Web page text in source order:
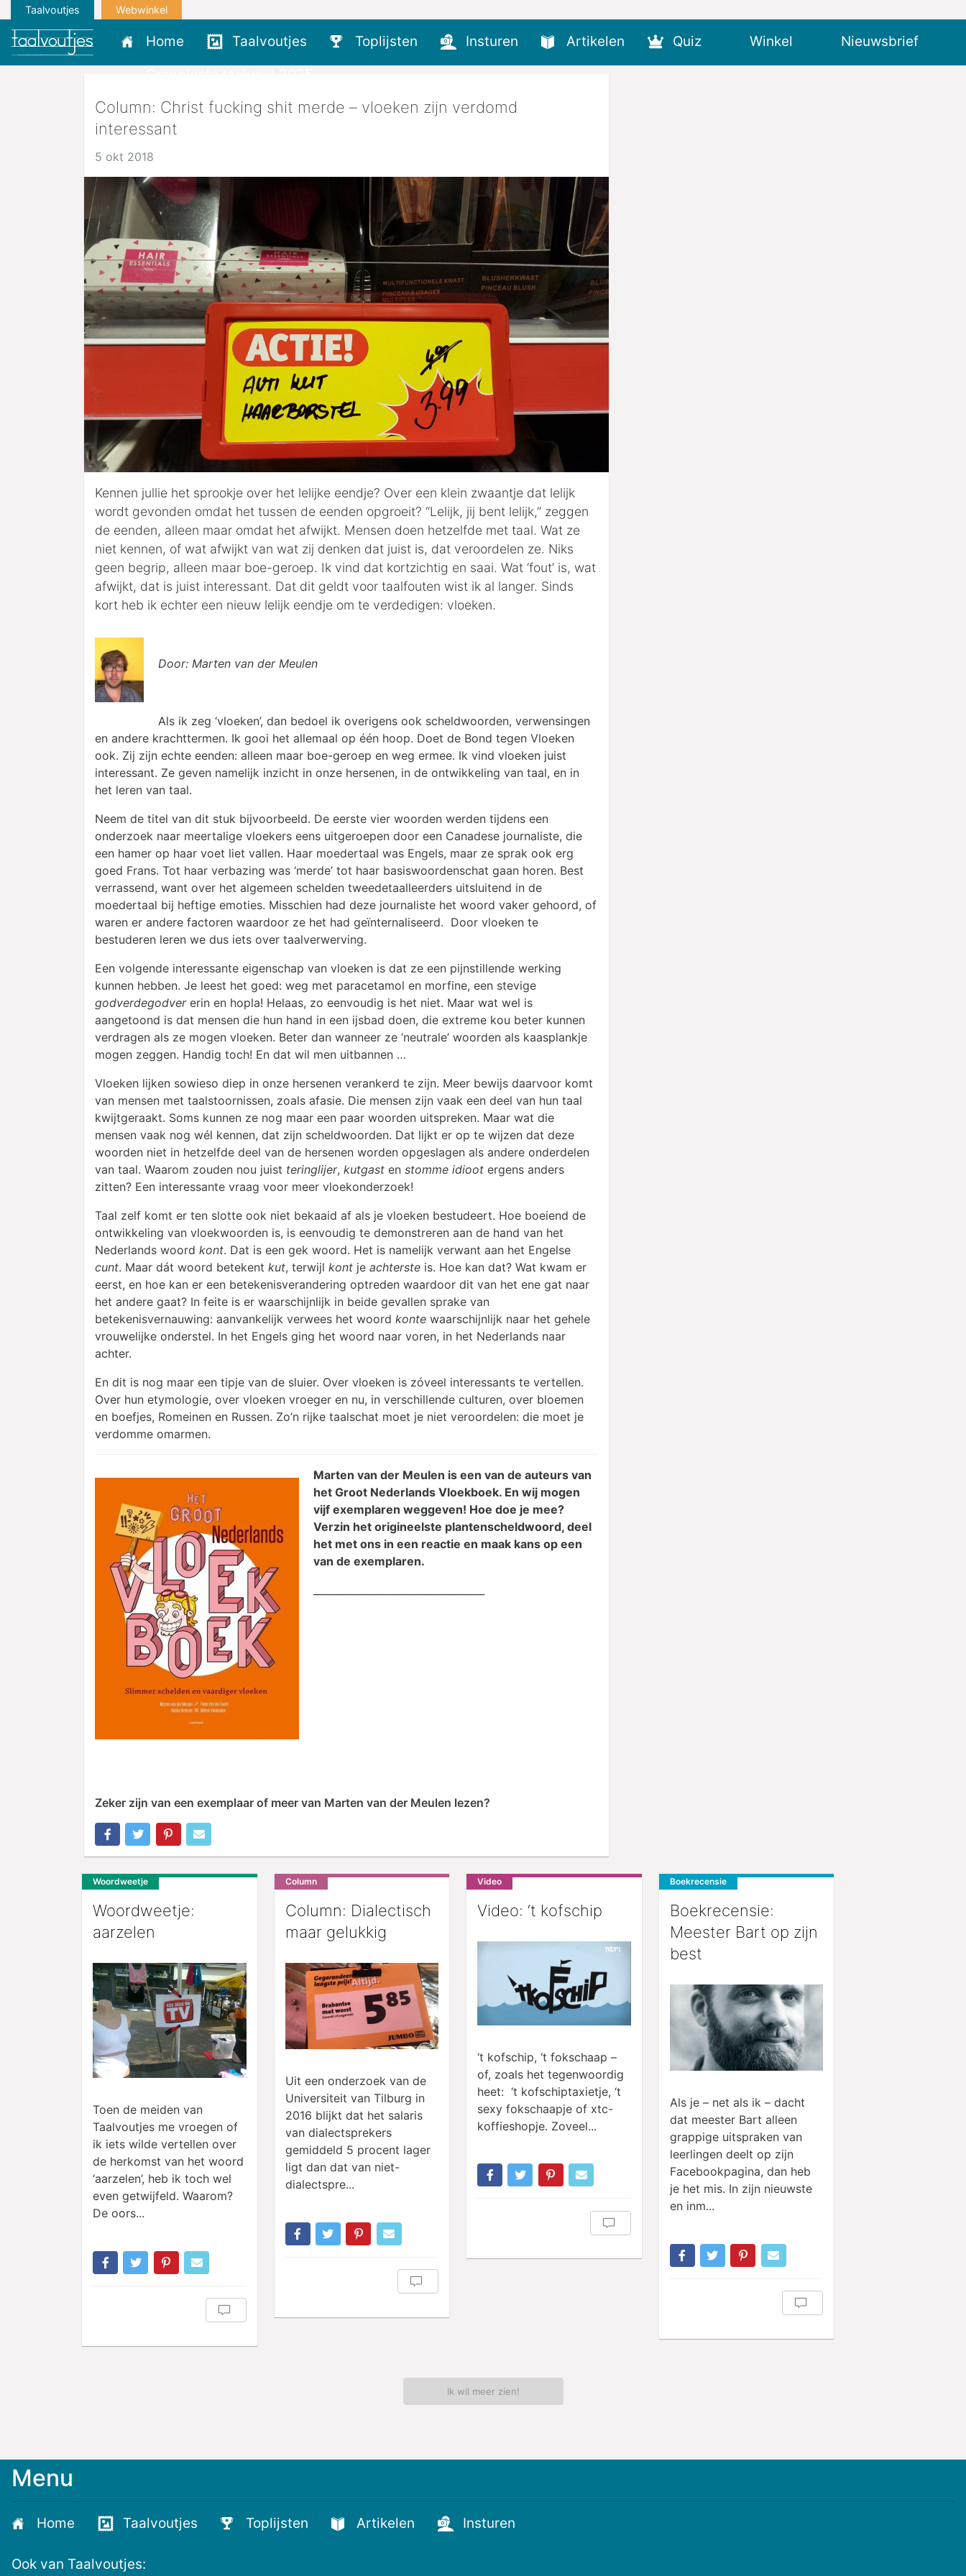
Taalvoutjes Webwinkel
Home Taalvoutjes Toplijsten Insturen Artikelen Quiz Winkel
Nieuwsbrief
Column: Christ fucking shit merde – vloeken zijn verdomd
interessant
5 okt 2018
Kennen jullie het sprookje over het lelijke eendje? Over een klein zwaantje dat lelijk
wordt gevonden omdat het tussen de eenden opgroeit? “Lelijk, jij bent lelijk,” zeggen
de eenden, alleen maar omdat het afwijkt. Mensen doen hetzelfde met taal. Wat ze
niet kennen, of wat afwijkt van wat zij denken dat juist is, dat veroordelen ze. Niks
geen begrip, alleen maar boe-geroep. Ik vind dat kortzichtig en saai. Wat ‘fout’ is, wat
afwijkt, dat is juist interessant. Dat dit geldt voor taalfouten wist ik al langer. Sinds
kort heb ik echter een nieuw lelijk eendje om te verdedigen: vloeken.
Door: Marten van der Meulen
Als ik zeg ‘vloeken’, dan bedoel ik overigens ook scheldwoorden, verwensingen
en andere krachttermen. Ik gooi het allemaal op één hoop. Doet de Bond tegen Vloeken
ook. Zij zijn echte eenden: alleen maar boe-geroep en weg ermee. Ik vind vloeken juist
interessant. Ze geven namelijk inzicht in onze hersenen, in de ontwikkeling van taal, en in
het leren van taal.
Neem de titel van dit stuk bijvoorbeeld. De eerste vier woorden werden tijdens een
onderzoek naar meertalige vloekers eens uitgeroepen door een Canadese journaliste, die
een hamer op haar voet liet vallen. Haar moedertaal was Engels, maar ze sprak ook erg
goed Frans. Tot haar verbazing was ‘merde’ tot haar basiswoordenschat gaan horen. Best
verrassend, want over het algemeen schelden tweedetaalleerders uitsluitend in de
moedertaal bij heftige emoties. Misschien had deze journaliste het woord vaker gehoord, of
waren er andere factoren waardoor ze het had geïnternaliseerd. Door vloeken te
bestuderen leren we dus iets over taalverwerving.
Een volgende interessante eigenschap van vloeken is dat ze een pijnstillende werking
kunnen hebben. Je leest het goed: weg met paracetamol en morfine, een stevige
godverdegodvererin en hopla! Helaas, zo eenvoudig is het niet. Maar wat wel is
aangetoond is dat mensen die hun hand in een ijsbad doen, die extreme kou beter kunnen
verdragen als ze mogen vloeken. Beter dan wanneer ze ‘neutrale’ woorden als kaasplankje
mogen zeggen. Handig toch! En dat wil men uitbannen …
Vloeken lijken sowieso diep in onze hersenen verankerd te zijn. Meer bewijs daarvoor komt
van mensen met taalstoornissen, zoals afasie. Die mensen zijn vaak een deel van hun taal
kwijtgeraakt. Soms kunnen ze nog maar een paar woorden uitspreken. Maar wat die
mensen vaak nog wél kennen, dat zijn scheldwoorden. Dat lijkt er op te wijzen dat deze
woorden niet in hetzelfde deel van de hersenen worden opgeslagen als andere onderdelen
van taal. Waarom zouden nou juist teringlijer, kutgast en stomme idioot ergens anders
zitten? Een interessante vraag voor meer vloekonderzoek!
Taal zelf komt er ten slotte ook niet bekaaid af als je vloeken bestudeert. Hoe boeiend de
ontwikkeling van vloekwoorden is, is eenvoudig te demonstreren aan de hand van het
Nederlands woord kont. Dat is een gek woord. Het is namelijk verwant aan het Engelse
cunt. Maar dát woord betekent kut, terwijl kont je achterste is. Hoe kan dat? Wat kwam er
eerst, en hoe kan er een betekenisverandering optreden waardoor dit van het ene gat naar
het andere gaat? In feite is er waarschijnlijk in beide gevallen sprake van
betekenisvernauwing: aanvankelijk verwees het woord konte waarschijnlijk naar het gehele
vrouwelijke onderstel. In het Engels ging het woord naar voren, in het Nederlands naar
achter.
En dit is nog maar een tipje van de sluier. Over vloeken is zóveel interessants te vertellen.
Over hun etymologie, over vloeken vroeger en nu, in verschillende culturen, over bloemen
en boefjes, Romeinen en Russen. Zo’n rijke taalschat moet je niet veroordelen: die moet je
verdomme omarmen.
Marten van der Meulen is een van de auteurs van
het Groot Nederlands Vloekboek. En wij mogen
vijf exemplaren weggeven! Hoe doe je mee?
Verzin het origineelste plantenscheldwoord, deel
het met ons in een reactie en maak kans op een
van de exemplaren.
Zeker zijn van een exemplaar of meer van Marten van der Meulen lezen?
Woordweetje
Woordweetje:
aarzelen
Toen de meiden van
Taalvoutjes me vroegen of
ik iets wilde vertellen over
de herkomst van het woord
‘aarzelen’, heb ik toch wel
even getwijfeld. Waarom?
De oors...
Column
Column: Dialectisch
maar gelukkig
Uit een onderzoek van de
Universiteit van Tilburg in
2016 blijkt dat het salaris
van dialectsprekers
gemiddeld 5 procent lager
ligt dan dat van niet-
dialectspre...
Video
Video: ‘t kofschip
‘t kofschip, ‘t fokschaap –
of, zoals het tegenwoordig
heet: ‘t kofschiptaxietje, ‘t
sexy fokschaapje of xtc-
koffieshopje. Zoveel...
Boekrecensie
Boekrecensie:
Meester Bart op zijn
best
Als je – net als ik – dacht
dat meester Bart alleen
grappige uitspraken van
leerlingen deelt op zijn
Facebookpagina, dan heb
je het mis. In zijn nieuwste
en inm...
Ik wil meer zien!
Menu
Home Taalvoutjes Toplijsten Artikelen Insturen
Ook van Taalvoutjes: